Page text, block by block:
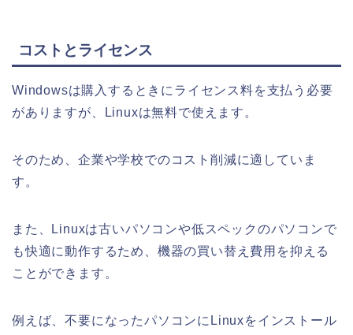
コストとライセンス
Windowsは購入するときにライセンス料を支払う必要
がありますが、Linuxは無料で使えます。
そのため、企業や学校でのコスト削減に適していま
す。
また、Linuxは古いパソコンや低スペックのパソコンで
も快適に動作するため、機器の買い替え費用を抑える
ことができます。
例えば、不要になったパソコンにLinuxをインストール